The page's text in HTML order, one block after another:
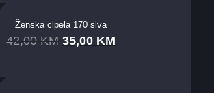
Ženska cipela 170 siva
42,00 KM 35,00 KM